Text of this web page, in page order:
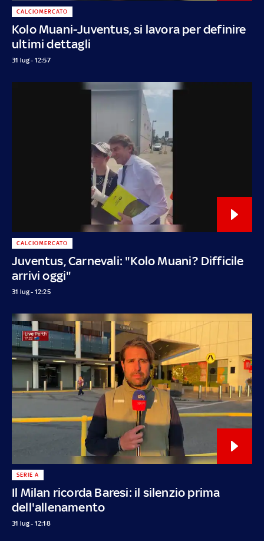
Kolo Muani-Juventus, si lavora per definire
ultimi dettagli
CALCIOMERCATO
31 lug - 12:57
Juventus, Carnevali: "Kolo Muani? Difficile
arrivi oggi"
CALCIOMERCATO
31 lug - 12:25
Il Milan ricorda Baresi: il silenzio prima
dell'allenamento
SERIE A
31 lug - 12:18